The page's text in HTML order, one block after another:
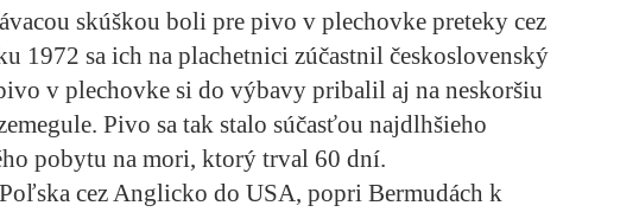
skúškou boli pre pivo v plechovke preteky cez
1972 sa ich na plachetnici zúčastnil československý
v plechovke si do výbavy pribalil aj na neskoršiu
Pivo sa tak stalo súčasťou najdlhšieho
pobytu na mori, ktorý trval 60 dní.
cez Anglicko do USA, popri Bermudách k